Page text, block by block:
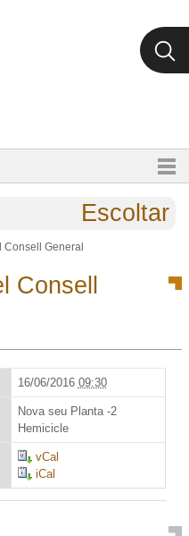
Escoltar
General
Consell
16/06/2016 09:30
Nova seu Planta -2
Hemicicle
vCal
iCal